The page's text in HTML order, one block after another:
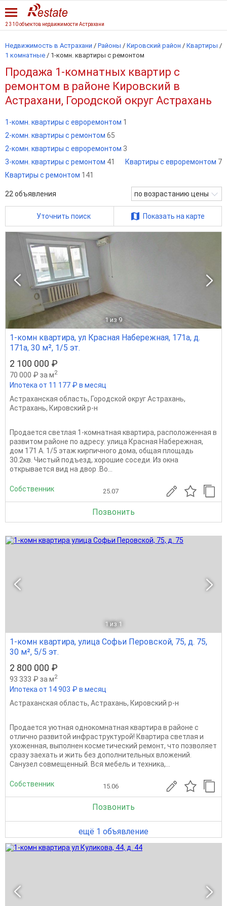
2 310 объектов недвижимости Астрахани
Недвижимость в Астрахани / Районы / Кировский район / Квартиры /
1 комнатные / 1-комн. квартиры с ремонтом
Продажа 1-комнатных квартир с
ремонтом в районе Кировский в
Астрахани, Городской округ Астрахань
1-комн. квартиры с евроремонтом 1
2-комн. квартиры с ремонтом 65
2-комн. квартиры с евроремонтом 3
3-комн. квартиры с ремонтом 41 Квартиры с евроремонтом 7
Квартиры с ремонтом 141
22 объявления по возрастанию цены
Уточнить поиск Показать на карте
1 из 9
1-комн квартира, ул Красная Набережная, 171а, д.
171а, 30 м², 1/5 эт.
2 100 000 ₽
70 000 ₽ за м2
Ипотека от 11 177 ₽ в месяц
Астраханская область, Городской округ Астрахань,
Астрахань, Кировский р-н
Продается светлая 1-комнатная квартира, расположенная в
развитом районе по адресу: улица Красная Набережная,
дом 171 А. 1/5 этаж кирпичного дома, общая площадь
30.2кв. Чистый подъезд, хорошие соседи. Из окна
открывается вид на двор .Во...
Собственник 25.07
Позвонить
1 из 1
1-комн квартира, улица Софьи Перовской, 75, д. 75,
30 м², 5/5 эт.
2 800 000 ₽
93 333 ₽ за м2
Ипотека от 14 903 ₽ в месяц
Астраханская область, Астрахань, Кировский р-н
Продается уютная однокомнатная квартира в районе с
отлично развитой инфраструктурой! Квартира светлая и
ухоженная, выполнен косметический ремонт, что позволяет
сразу заехать и жить без дополнительных вложений.
Санузел совмещенный. Вся мебель и техника,...
Собственник 15.06
Позвонить
ещё 1 объявление